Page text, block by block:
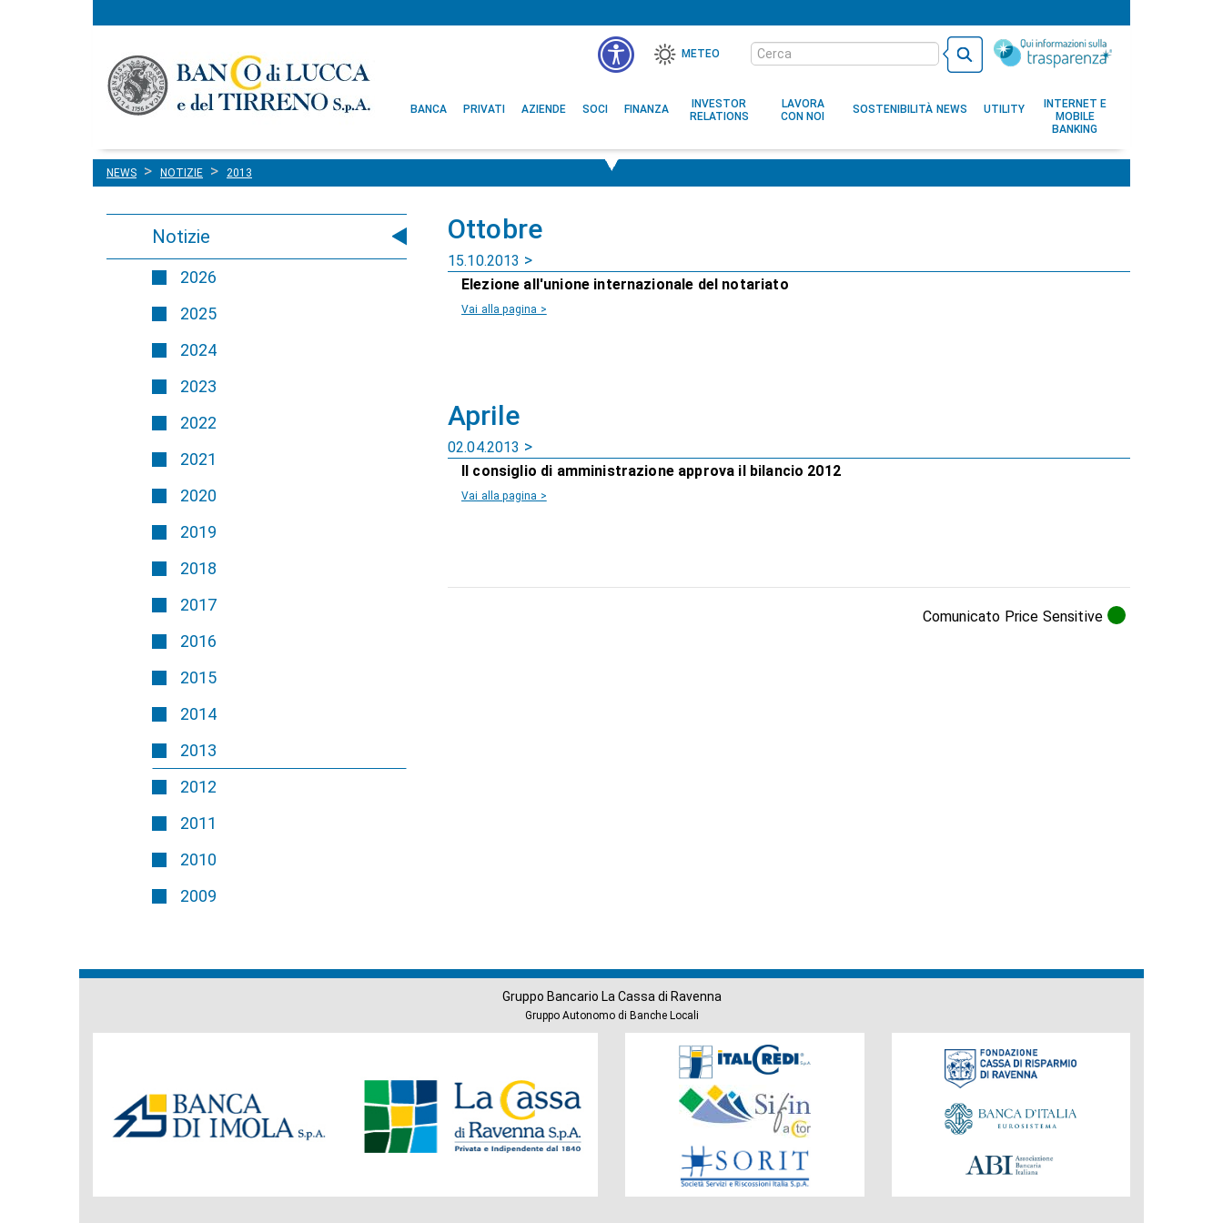
METEO
Cerca
nel
sito
principale
BANCA PRIVATI AZIENDE SOCI FINANZA
INVESTOR
RELATIONS
LAVORA
CON NOI
SOSTENIBILITÀ NEWS UTILITY
INTERNET E
MOBILE
BANKING
NEWS NOTIZIE 2013
Notizie
2026
2025
2024
2023
2022
2021
2020
2019
2018
2017
2016
2015
2014
2013
2012
2011
2010
2009
Ottobre
15.10.2013
Elezione all'unione internazionale del notariato
Vai alla pagina >
Aprile
02.04.2013
Il consiglio di amministrazione approva il bilancio 2012
Vai alla pagina >
Comunicato Price Sensitive
Gruppo Bancario La Cassa di Ravenna
Gruppo Autonomo di Banche Locali
Gruppo
Società
Gruppo
Fondazione